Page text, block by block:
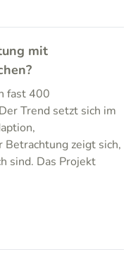
mit
fast 400
Trend setzt sich im
zeigt sich,
sind. Das Projekt